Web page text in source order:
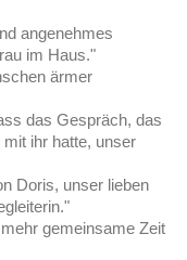
angenehmes
im Haus."
ärmer
das Gespräch, das
ihr hatte, unser
Doris, unser lieben
gemeinsame Zeit